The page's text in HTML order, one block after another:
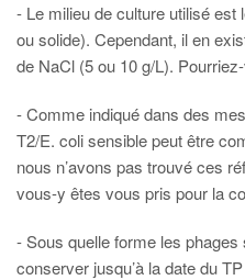
- Le milieu de culture utilisé
ou solide). Cependant, il en
de NaCl (5 ou 10 g/L).
- Comme indiqué dans des
T2/E. coli sensible peut être
nous n’avons pas trouvé ces
vous-y êtes vous pris pour la
- Sous quelle forme les
conserver jusqu’à la date du